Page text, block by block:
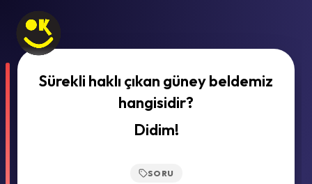
Sürekli haklı çıkan güney beldemiz
hangisidir?
Didim!
SORU